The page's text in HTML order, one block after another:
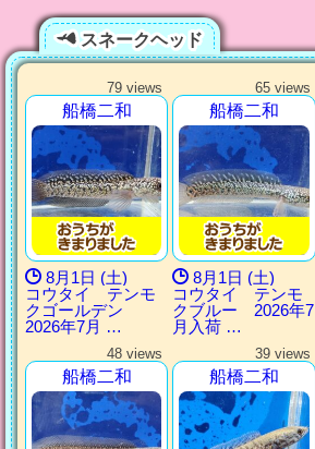
スネークヘッド
79 views
船橋二和
8月1日 (土)
コウタイ テンモ
クゴールデン
2026年7月 …
65 views
船橋二和
8月1日 (土)
コウタイ テンモ
クブルー 2026年7
月入荷 …
48 views
船橋二和
39 views
船橋二和